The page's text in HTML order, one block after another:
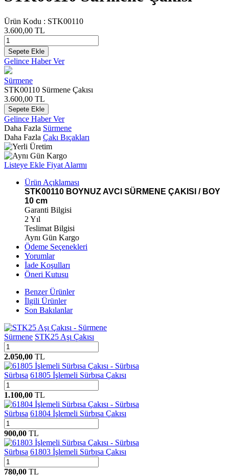
Ürün Kodu : STK00110
3.600,00 TL
Sepete Ekle
Gelince Haber Ver
Sürmene
STK00110 Sürmene Çakısı
3.600,00 TL
Sepete Ekle
Gelince Haber Ver
Daha Fazla Sürmene
Daha Fazla Çakı Bıçakları
Listeye Ekle Fiyat Alarmı
Ürün Açıklaması
STK00110 BOYNUZ AVCI SÜRMENE ÇAKISI / BOY
10 cm
Garanti Bilgisi
2 Yıl
Teslimat Bilgisi
Aynı Gün Kargo
Ödeme Seçenekleri
Yorumlar
İade Koşulları
Öneri Kutusu
Benzer Ürünler
İlgili Ürünler
Son Bakılanlar
Sürmene STK25 Aşı Çakısı
2.050,00 TL
Sürbısa 61805 İşlemeli Sürbısa Çakısı
1.100,00 TL
Sürbısa 61804 İşlemeli Sürbısa Çakısı
900,00 TL
Sürbısa 61803 İşlemeli Sürbısa Çakısı
780,00 TL